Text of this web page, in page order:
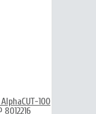
100